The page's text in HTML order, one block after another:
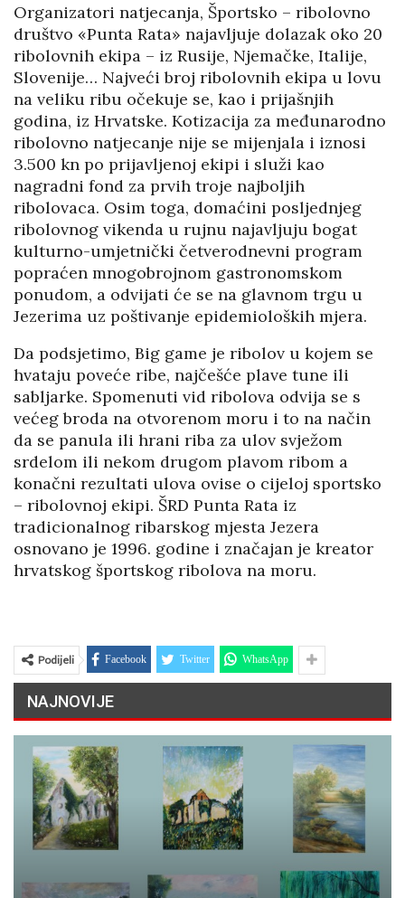
Organizatori natjecanja, Športsko – ribolovno
društvo «Punta Rata» najavljuje dolazak oko 20
ribolovnih ekipa – iz Rusije, Njemačke, Italije,
Slovenije… Najveći broj ribolovnih ekipa u lovu
na veliku ribu očekuje se, kao i prijašnjih
godina, iz Hrvatske. Kotizacija za međunarodno
ribolovno natjecanje nije se mijenjala i iznosi
3.500 kn po prijavljenoj ekipi i služi kao
nagradni fond za prvih troje najboljih
ribolovaca. Osim toga, domaćini posljednjeg
ribolovnog vikenda u rujnu najavljuju bogat
kulturno-umjetnički četverodnevni program
popraćen mnogobrojnom gastronomskom
ponudom, a odvijati će se na glavnom trgu u
Jezerima uz poštivanje epidemioloških mjera.
Da podsjetimo, Big game je ribolov u kojem se
hvataju poveće ribe, najčešće plave tune ili
sabljarke. Spomenuti vid ribolova odvija se s
većeg broda na otvorenom moru i to na način
da se panula ili hrani riba za ulov svježom
srdelom ili nekom drugom plavom ribom a
konačni rezultati ulova ovise o cijeloj sportsko
– ribolovnoj ekipi. ŠRD Punta Rata iz
tradicionalnog ribarskog mjesta Jezera
osnovano je 1996. godine i značajan je kreator
hrvatskog športskog ribolova na moru.
Podijeli Facebook Twitter WhatsApp
NAJNOVIJE